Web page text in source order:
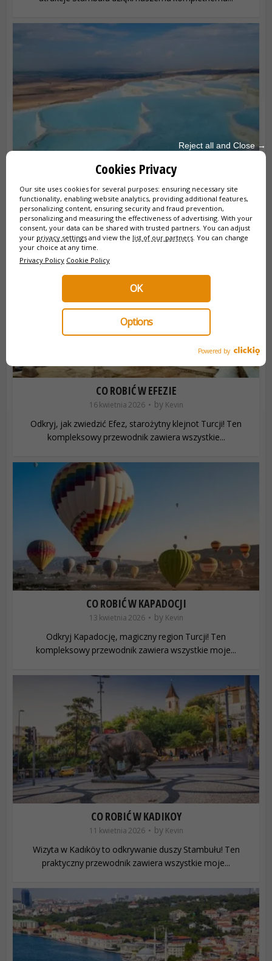
ODWIEDŹ PAMUKKALE I HIERAPOLIS
Kevin
Pamukkale to surrealne „Bawełniane Zamki” w
południowo-zachodniej Turcji, gdzie śnieżnobiałe
tarasy...
CO ROBIĆ W EFEZIE
16 kwietnia 2026 by Kevin
Odkryj, jak zwiedzić Efez, starożytny klejnot Turcji! Ten
kompleksowy przewodnik zawiera wszystkie...
CO ROBIĆ W KAPADOCJI
13 kwietnia 2026 by Kevin
Odkryj Kapadocję, magiczny region Turcji! Ten
kompleksowy przewodnik zawiera wszystkie moje...
CO ROBIĆ W KADIKOY
11 kwietnia 2026 by Kevin
Wizyta w Kadıköy to odkrywanie duszy Stambułu! Ten
praktyczny przewodnik zawiera wszystkie moje...
Reject all and Close →
Cookies Privacy
Our site uses cookies for several purposes: ensuring necessary site
functionality, enabling website analytics, providing additional features,
personalizing content, ensuring security and fraud prevention,
personalizing and measuring the effectiveness of advertising. With your
consent, your data can be shared with trusted partners. You can adjust
your privacy settings and view the list of our partners . You can change
your choice at any time.
Privacy Policy Cookie Policy
Options
OK
Powered by